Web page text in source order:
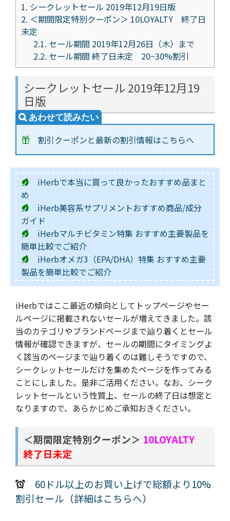
1. シークレットセール 2019年12月19日版
2. ＜期間限定特別クーポン＞ 10LOYALTY 終了日
未定
2.1. セール期間 2019年12月26日（木）まで
2.2. セール期間 終了日未定 20~30%割引
シークレットセール 2019年12月19
日版
割引クーポンと最新の割引情報はこちらへ
iHerbで本当に買って良かったおすすめ品まと
め
iHerb美容系サプリメントおすすめ商品/成分
ガイド
iHerbマルチビタミン特集 おすすめ主要製品を
簡単比較でご紹介
iHerbオメガ3（EPA/DHA）特集 おすすめ主要
製品を簡単比較でご紹介
iHerbではここ最近の傾向としてトップページやセー
ルページに掲載されないセールが増えてきました。該
当のカテゴリやブランドページまで辿り着くとセール
情報が確認できますが、セールの期間にタイミングよ
く該当のページまで辿り着くのは難しそうですので、
シークレットセールだけを集めたページを作ってみる
ことにしました。是非ご活用ください。なお、シーク
レットセールという性質上、セールの終了日は想定と
なりますので、あらかじめご承知おきください。
＜期間限定特別クーポン＞ 10LOYALTY
終了日未定
60ドル以上のお買い上げで総額より10%
割引セール （詳細はこちらへ）